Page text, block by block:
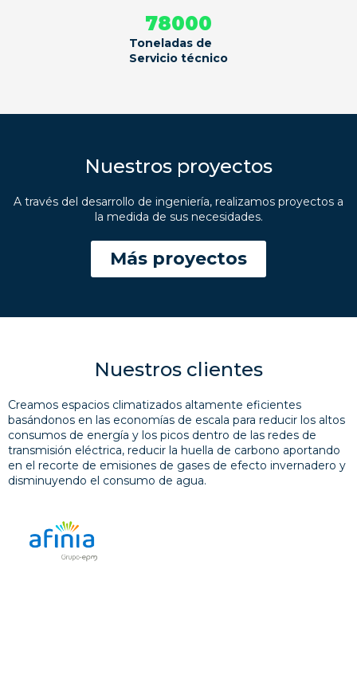
Toneladas de
Servicio técnico
78000
Nuestros proyectos
A través del desarrollo de ingeniería, realizamos proyectos a
la medida de sus necesidades.
Más proyectos
Nuestros clientes
Creamos espacios climatizados altamente eficientes
basándonos en las economías de escala para reducir los altos
consumos de energía y los picos dentro de las redes de
transmisión eléctrica, reducir la huella de carbono aportando
en el recorte de emisiones de gases de efecto invernadero y
disminuyendo el consumo de agua.